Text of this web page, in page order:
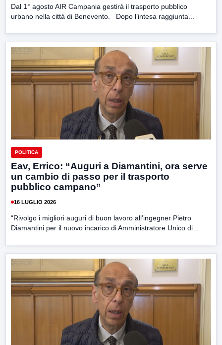
Dal 1° agosto AIR Campania gestirà il trasporto pubblico
urbano nella città di Benevento. Dopo l’intesa raggiunta...
POLITICA
Eav, Errico: “Auguri a Diamantini, ora serve
un cambio di passo per il trasporto
pubblico campano”
16 LUGLIO 2026
“Rivolgo i migliori auguri di buon lavoro all’ingegner Pietro
Diamantini per il nuovo incarico di Amministratore Unico di...